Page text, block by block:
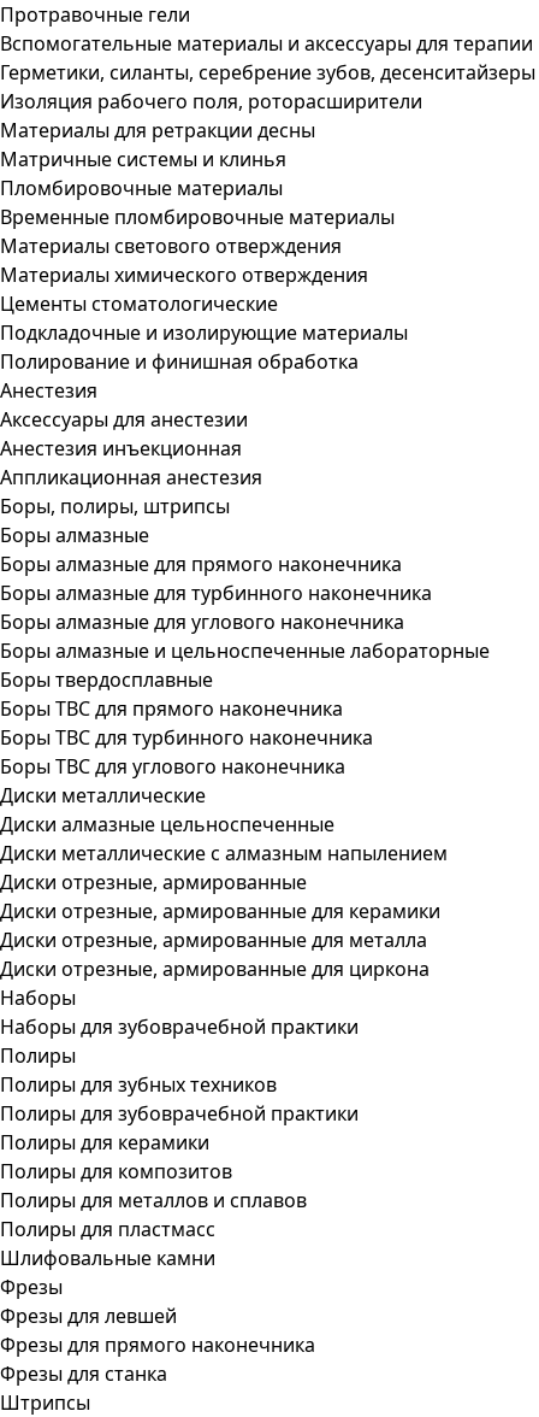
Протравочные гели
Вспомогательные материалы и аксессуары для терапии
Герметики, силанты, серебрение зубов, десенситайзеры
Изоляция рабочего поля, роторасширители
Материалы для ретракции десны
Матричные системы и клинья
Пломбировочные материалы
Временные пломбировочные материалы
Материалы светового отверждения
Материалы химического отверждения
Цементы стоматологические
Подкладочные и изолирующие материалы
Полирование и финишная обработка
Анестезия
Аксессуары для анестезии
Анестезия инъекционная
Аппликационная анестезия
Боры, полиры, штрипсы
Боры алмазные
Боры алмазные для прямого наконечника
Боры алмазные для турбинного наконечника
Боры алмазные для углового наконечника
Боры алмазные и цельноспеченные лабораторные
Боры твердосплавные
Боры ТВС для прямого наконечника
Боры ТВС для турбинного наконечника
Боры ТВС для углового наконечника
Диски металлические
Диски алмазные цельноспеченные
Диски металлические с алмазным напылением
Диски отрезные, армированные
Диски отрезные, армированные для керамики
Диски отрезные, армированные для металла
Диски отрезные, армированные для циркона
Наборы
Наборы для зубоврачебной практики
Полиры
Полиры для зубных техников
Полиры для зубоврачебной практики
Полиры для керамики
Полиры для композитов
Полиры для металлов и сплавов
Полиры для пластмасс
Шлифовальные камни
Фрезы
Фрезы для левшей
Фрезы для прямого наконечника
Фрезы для станка
Штрипсы